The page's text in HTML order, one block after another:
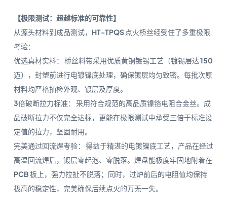
【极限测试：超越标准的可靠性】
从源头材料到成品测试，HT-TPQS 点火桥丝经受住了多重极限
考验：
优选真材实料： 桥丝料带采用优质黄铜镀锡工艺（镀锡层达 150
迈），封塑前进行电镀镍底处理，确保镀层均匀致密。每批次原
材料均严格抽检外观、镀层及厚度。
3倍破断拉力标准： 采用符合规范的高品质镍铬电阻合金丝。成
品破断拉力不仅完全达标，更能在极限测试中承受三倍于标准设
定值的拉力，坚固耐用。
完美通过回流焊考验： 得益于精湛的电镀镍底工艺，产品在经过
高温回流焊后，镀层零起泡、零脱落。焊盘能极度牢固地附着在
PCB 板上，强力拉扯不脱落；同时，过炉前后的电阻值均保持
极高的稳定性，完美确保后续点火的万无一失。